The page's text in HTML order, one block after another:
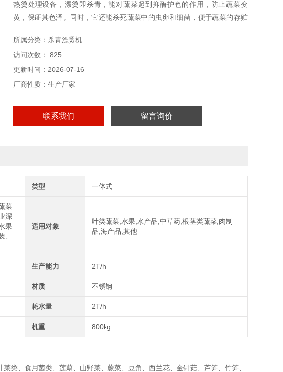
热烫处理设备，漂烫即杀青，能对蔬菜起到抑酶护色的作用，防止蔬菜变
黄，保证其色泽。同时，它还能杀死蔬菜中的虫卵和细菌，便于蔬菜的存贮
性，利于水份蒸发，为下道烘干脱水工序奠定良好基础
所属分类：杀青漂烫机
访问次数： 825
更新时间：2026-07-16
厂商性质：生产厂家
联系我们 留言询价
类型 一体式
菜
深
果
、
适用对象
叶类蔬菜,水果,水产品,中草药,根茎类蔬菜,肉制
品,海产品,其他
生产能力 2T/h
材质 不锈钢
耗水量 2T/h
机重 800kg
、食用菌类、莲藕、山野菜、蕨菜、豆角、西兰花、金针菇、芦笋、竹笋、